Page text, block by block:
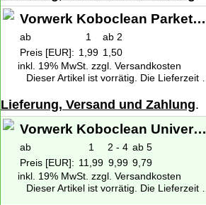
Vorwerk Koboclean Parkett 50ml
ab 1
ab 2
Preis [EUR]: 1,99 1,50
inkl. 19% MwSt. zzgl. Versandkosten
Dieser Artikel ist vorrätig. Die Lieferzeit beträgt 1-2 Werktage deutschlandweit. Weitere Informationen zu den Lieferzeiten finden Sie unter
Lieferung, Versand und Zahlung.
Vorwerk Koboclean Universal 500ml
ab 1 2 - 4 ab 5
Preis [EUR]: 11,99 9,99 9,79
inkl. 19% MwSt. zzgl. Versandkosten
Dieser Artikel ist vorrätig. Die Lieferzeit beträgt 1-2 Werktage deutschlandweit. Weitere Informationen zu den Lieferzeiten finden Sie unter